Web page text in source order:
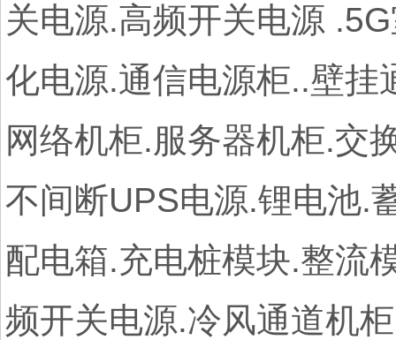
关电源.高频开关电源
化电源.通信电源柜..壁挂
网络机柜.服务器机柜.交
不间断UPS电源.锂电池.
配电箱.充电桩模块.整流
频开关电源.冷风通道机